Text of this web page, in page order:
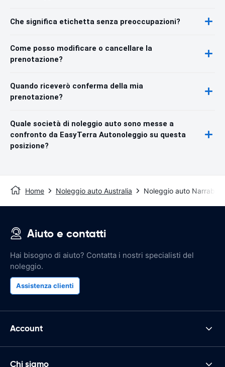
Che significa etichetta senza preoccupazioni?
Come posso modificare o cancellare la
prenotazione?
Quando riceverò conferma della mia
prenotazione?
Quale società di noleggio auto sono messe a
confronto da EasyTerra Autonoleggio su questa
posizione?
Home Noleggio auto Australia Noleggio auto Narrabri
Aiuto e contatti
Hai bisogno di aiuto? Contatta i nostri specialisti del
noleggio.
Assistenza clienti
Account
Chi siamo